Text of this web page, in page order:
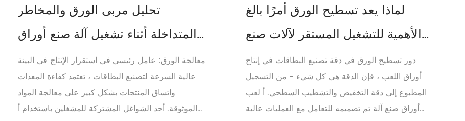
تحليل مربى الورق والمخاطر
المتداخلة أثناء تشغيل آلة صنع أوراق
اللعب
معالجة الورق: عامل رئيسي في استقرار الإنتاج في البيئة
عالية السرعة لتصنيع البطاقات ، تعتمد كفاءة المعدات
واتساق المنتجات بشكل كبير على معالجة المواد
الموثوقة. أحد الشواغل المشتركة للمشغلين باستخدام أ
لماذا يعد تسطيح الورق أمرًا بالغ
الأهمية للتشغيل المستقر لآلات صنع
أوراق اللعب
دور تسطيح الورق في دقة تصنيع البطاقات في إنتاج
أوراق اللعب ، فإن الدقة هي كل شيء - من التسجيل
المطبوع إلى دقة التخفيض والتشطيب السطحي. أ لعب
أوراق صنع آلة تم تصميمه للتعامل مع العمليات عالية